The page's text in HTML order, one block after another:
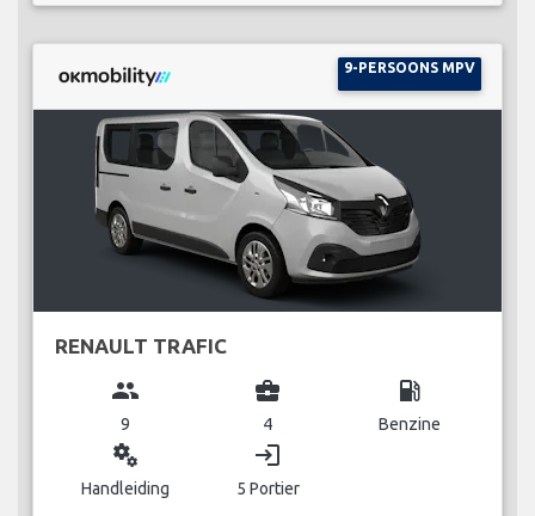
9-PERSOONS MPV
RENAULT TRAFIC
group
9
business_center
4
local_gas_station
Benzine
miscellaneous_services
Handleiding
login
5 Portier